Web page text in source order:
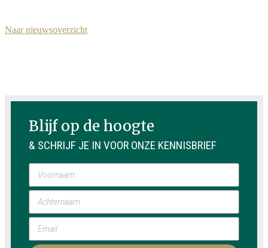
Naar nieuwsoverzicht
Blijf op de hoogte
& SCHRIJF JE IN VOOR ONZE KENNISBRIEF